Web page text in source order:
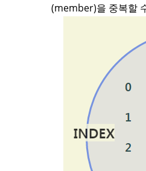
(member)을 중복할